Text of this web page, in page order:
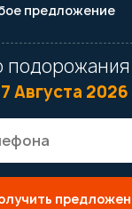
предложение
подорожания
Августа 2026